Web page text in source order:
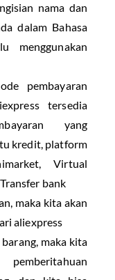
nama dan
dalam Bahasa
menggunakan
pembayaran
tersedia
yang
kredit, platform
Virtual
bank
maka kita akan
aliexpress
maka kita